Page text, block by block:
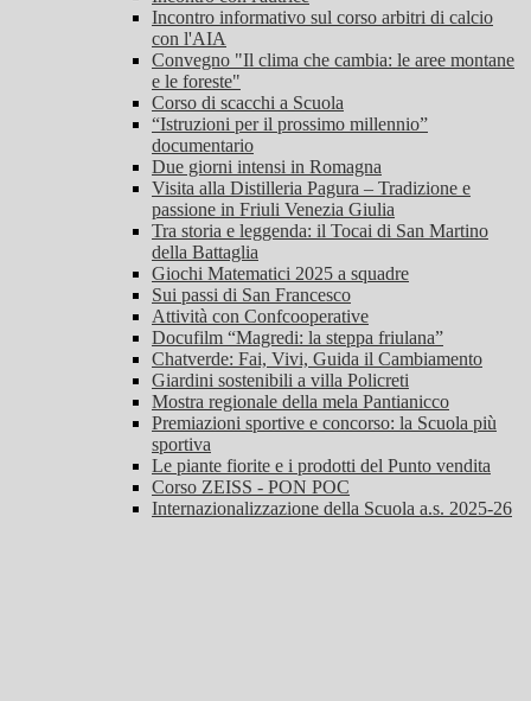
Incontro informativo sul corso arbitri di calcio
con l'AIA
Convegno "Il clima che cambia: le aree montane
e le foreste"
Corso di scacchi a Scuola
“Istruzioni per il prossimo millennio”
documentario
Due giorni intensi in Romagna
Visita alla Distilleria Pagura – Tradizione e
passione in Friuli Venezia Giulia
Tra storia e leggenda: il Tocai di San Martino
della Battaglia
Giochi Matematici 2025 a squadre
Sui passi di San Francesco
Attività con Confcooperative
Docufilm “Magredi: la steppa friulana”
Chatverde: Fai, Vivi, Guida il Cambiamento
Giardini sostenibili a villa Policreti
Mostra regionale della mela Pantianicco
Premiazioni sportive e concorso: la Scuola più
sportiva
Le piante fiorite e i prodotti del Punto vendita
Corso ZEISS - PON POC
Internazionalizzazione della Scuola a.s. 2025-26